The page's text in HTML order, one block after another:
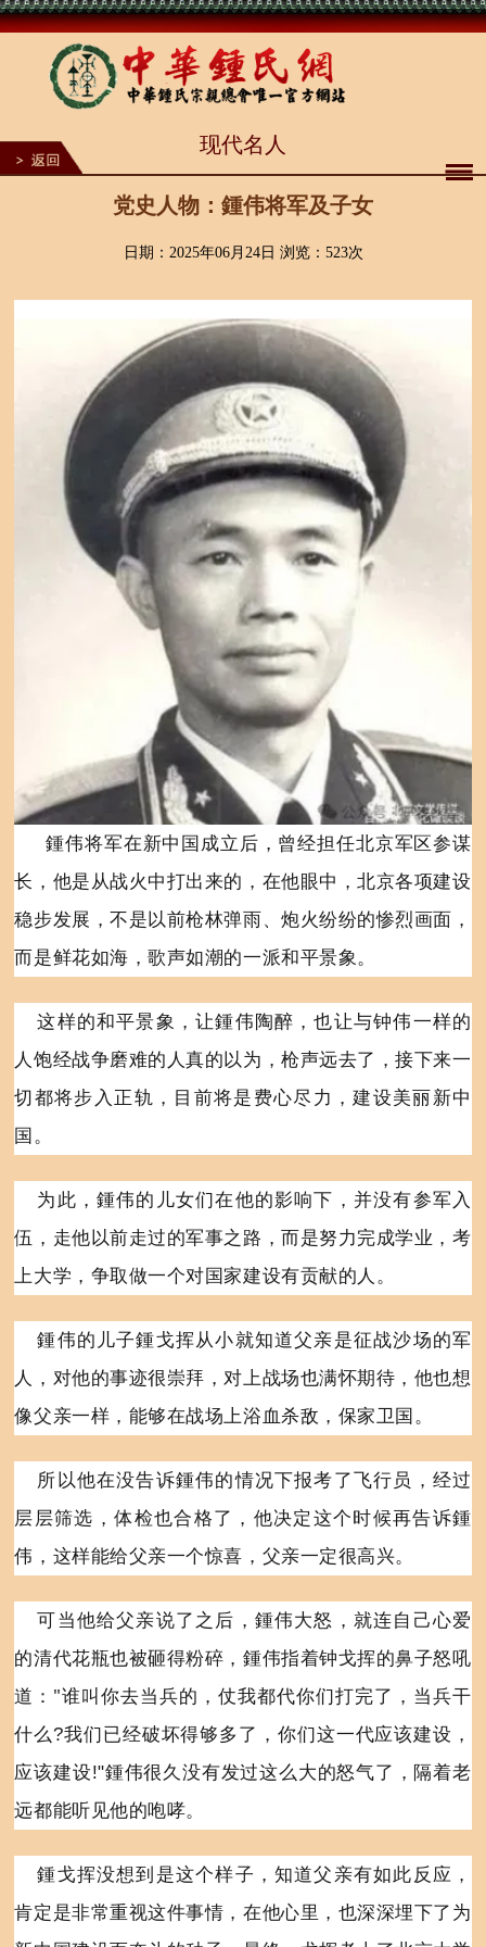
2
4
现代名人
党史人物：鍾伟将军及子女
日期：2025年06月24日 浏览： 523次
鍾伟将军在新中国成立后，曾经担任北京军区参谋
长，他是从战火中打出来的，在他眼中，北京各项建设
稳步发展，不是以前枪林弹雨、炮火纷纷的惨烈画面，
而是鲜花如海，歌声如潮的一派和平景象。
这样的和平景象，让鍾伟陶醉，也让与钟伟一样的
人饱经战争磨难的人真的以为，枪声远去了，接下来一
切都将步入正轨，目前将是费心尽力，建设美丽新中
国。
为此， 鍾伟的儿女们在他的影响下，并没有参军入
伍，走他以前走过的军事之路，而是努力完成学业，考
上大学，争取做一个对国家建设有贡献的人。
鍾伟的儿子鍾戈挥从小就知道父亲是征战沙场的军
人，对他的事迹很崇拜，对上战场也满怀期待，他也想
像父亲一样，能够在战场上浴血杀敌，保家卫国。
所以他在没告诉鍾伟的情况下报考了飞行员，经过
层层筛选，体检也合格了，他决定这个时候再告诉鍾
伟，这样能给父亲一个惊喜，父亲一定很高兴。
可当他给父亲说了之后， 鍾伟大怒，就连自己心爱
的清代花瓶也被砸得粉碎， 鍾伟指着钟戈挥的鼻子怒吼
道： "谁叫你去当兵的，仗我都代你们打完了，当兵干
什么?我们已经破坏得够多了，你们这一代应该建设，
应该建设!"鍾伟很久没有发过这么大的怒气了，隔着老
远都能听见他的咆哮。
鍾戈挥没想到是这个样子，知道父亲有如此反应，
肯定是非常重视这件事情，在他心里，也深深埋下了为